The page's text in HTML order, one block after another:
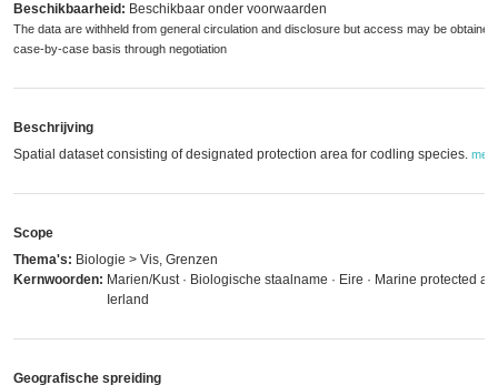
Beschikbaarheid: Beschikbaar onder voorwaarden
The data are withheld from general circulation and disclosure but access may be obtained
case-by-case basis through negotiation
Beschrijving
Spatial dataset consisting of designated protection area for codling species. meer
Scope
Thema's: Biologie > Vis, Grenzen
Kernwoorden: Marien/Kust · Biologische staalname · Eire · Marine protected
Ierland
Geografische spreiding